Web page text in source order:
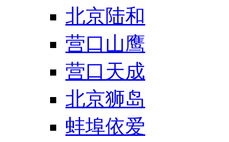
北京陆和
营口山鹰
营口天成
北京狮岛
蚌埠依爱